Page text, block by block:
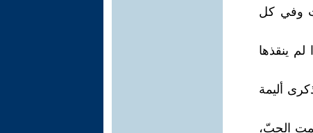
وفي كل
ينقذها
أليمة
الحبّ،